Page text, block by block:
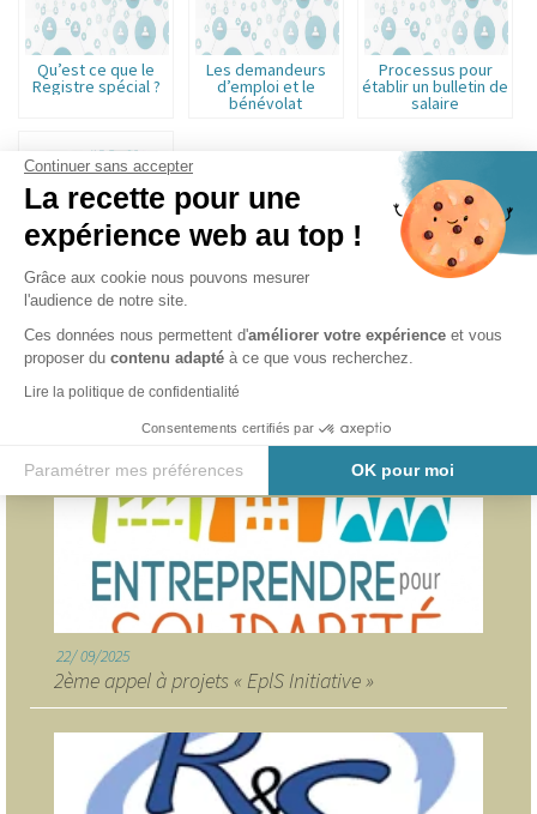
Continuer sans accepter
La recette pour une
expérience web au top !
Grâce aux cookie nous pouvons mesurer
l'audience de notre site.
Ces données nous permettent d'améliorer votre expérience et vous
proposer du contenu adapté à ce que vous recherchez.
Lire la politique de confidentialité
Consentements certifiés par
Paramétrer mes préférences OK pour moi
Axeptio consent
Plateforme de Gestion du Consentement : Personnalisez vos
Qu’est ce que le
Registre spécial ?
Les demandeurs
d’emploi et le
bénévolat
Processus pour
établir un bulletin de
salaire
Les différentes
ressources pour les
associations
DERNIÈRES ACTUALITÉS
22 09/2025
2ème appel à projets « EplS Initiative »